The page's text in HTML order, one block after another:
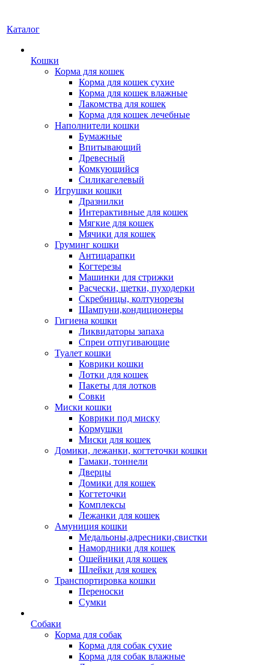
Каталог
Кошки
Корма для кошек
Корма для кошек сухие
Корма для кошек влажные
Лакомства для кошек
Корма для кошек лечебные
Наполнители кошки
Бумажные
Впитывающий
Древесный
Комкующийся
Силикагелевый
Игрушки кошки
Дразнилки
Интерактивные для кошек
Мягкие для кошек
Мячики для кошек
Груминг кошки
Антицарапки
Когтерезы
Машинки для стрижки
Расчески, щетки, пуходерки
Скребницы, колтунорезы
Шампуни,кондиционеры
Гигиена кошки
Ликвидаторы запаха
Спреи отпугивающие
Туалет кошки
Коврики кошки
Лотки для кошек
Пакеты для лотков
Совки
Миски кошки
Коврики под миску
Кормушки
Миски для кошек
Домики, лежанки, когтеточки кошки
Гамаки, тоннели
Дверцы
Домики для кошек
Когтеточки
Комплексы
Лежанки для кошек
Амуниция кошки
Медальоны,адресники,свистки
Намордники для кошек
Ошейники для кошек
Шлейки для кошек
Транспортировка кошки
Переноски
Сумки
Собаки
Корма для собак
Корма для собак сухие
Корма для собак влажные